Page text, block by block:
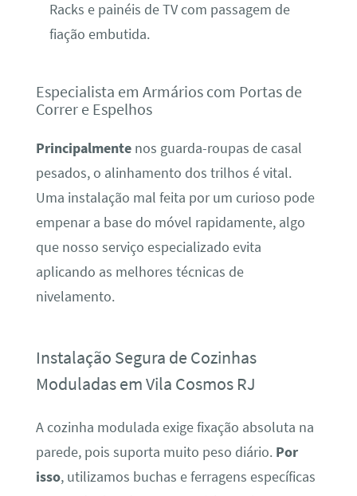
Racks e painéis de TV com passagem de
fiação embutida.
Especialista em Armários com Portas de
Correr e Espelhos
Principalmentenos guarda-roupas de casal
pesados, o alinhamento dos trilhos é vital.
Uma instalação mal feita por um curioso pode
empenar a base do móvel rapidamente, algo
que nosso serviço especializado evita
aplicando as melhores técnicas de
nivelamento.
Instalação Segura de Cozinhas
Moduladas em Vila Cosmos RJ
A cozinha modulada exige fixação absoluta na
parede, pois suporta muito peso diário. Por
isso, utilizamos buchas e ferragens específicas